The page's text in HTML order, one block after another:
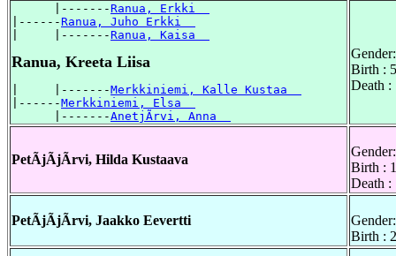
      |-------
Ranua, Erkki
|------Ranua, Juho Erkki
|     |-------Ranua, Kaisa
Ranua, Kreeta Liisa
|     |-------Merkkiniemi, Kalle Kustaa
|------Merkkiniemi, Elsa
      |-------
AnetjÃrvi, Anna
Birth :
Death :
PetÃjÃjÃrvi, Hilda Kustaava
Birth :
Death :
PetÃjÃjÃrvi, Jaakko Eevertti
Birth :